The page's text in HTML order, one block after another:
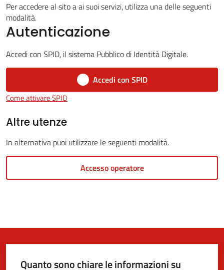
Vivere
Casalfiumanese
5x1000
Servizi
line
Tutti
Per accedere al sito a ai suoi servizi, utilizza una delle seguenti
modalità.
Autenticazione
Accedi con SPID, il sistema Pubblico di Identità Digitale.
Accedi con SPID
Come attivare SPID
Altre utenze
In alternativa puoi utilizzare le seguenti modalità.
Accesso operatore
Quanto sono chiare le informazioni su